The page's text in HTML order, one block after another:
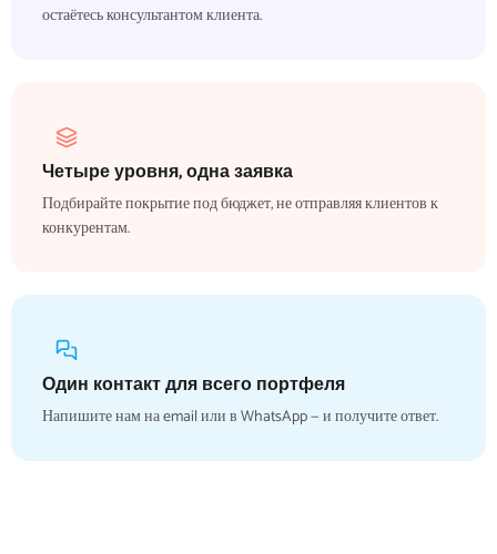
остаётесь консультантом клиента.
Четыре уровня, одна заявка
Подбирайте покрытие под бюджет, не отправляя клиентов к
конкурентам.
Один контакт для всего портфеля
Напишите нам на email или в WhatsApp — и получите ответ.